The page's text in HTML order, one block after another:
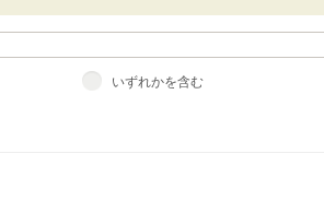
いずれかを含む